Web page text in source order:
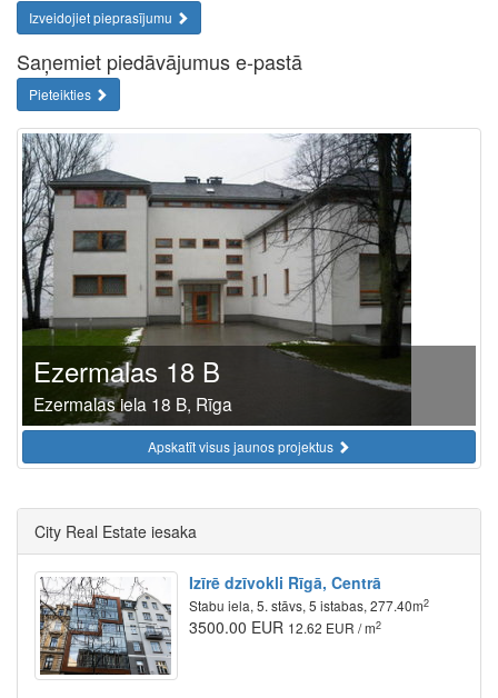
Izveidojiet pieprasījumu
Saņemiet piedāvājumus e-pastā
Pieteikties
Ezermalas 18 B
Ezermalas iela 18 B, Rīga
Apskatīt visus jaunos projektus
City Real Estate iesaka
Izīrē dzīvokli Rīgā, Centrā
Stabu iela, 5. stāvs, 5 istabas, 277.40m2
3500.00 EUR 12.62 EUR / m2